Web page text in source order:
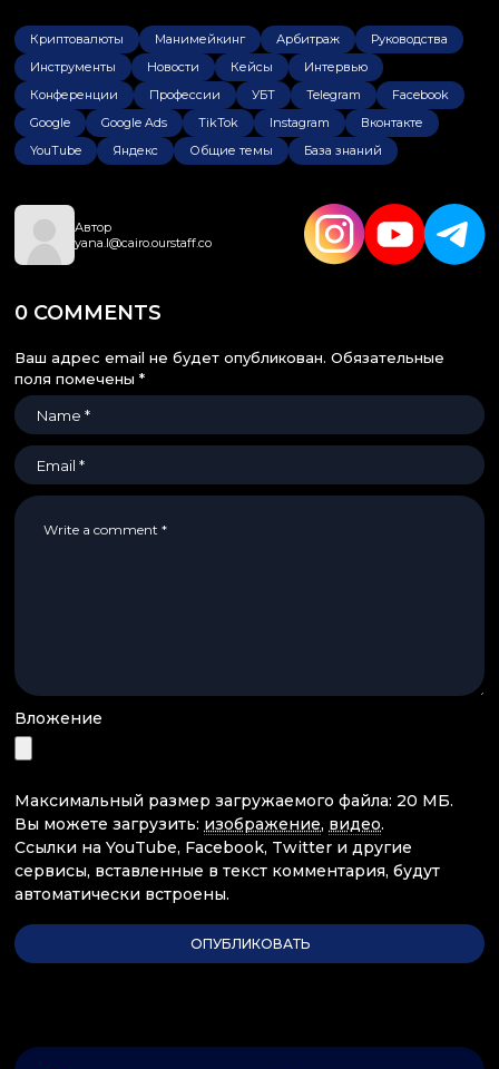
Криптовалюты Манимейкинг Арбитраж
Руководства
Инструменты
Новости Кейсы
Интервью
Конференции
Профессии УБТ Telegram
Facebook
Google
Google Ads TikTok Instagram
Вконтакте
YouTube
Яндекс Общие темы База знаний
Автор
yana.l@cairo.ourstaff.co
0 COMMENTS
Ваш адрес email не будет опубликован. Обязательные
поля помечены *
Вложение
Максимальный размер загружаемого файла: 20 МБ.
Вы можете загрузить: изображение, видео.
Ссылки на YouTube, Facebook, Twitter и другие
сервисы, вставленные в текст комментария, будут
автоматически встроены.